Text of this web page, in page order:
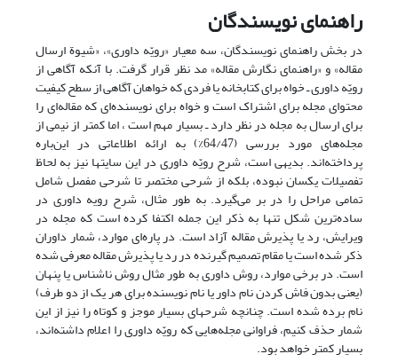
راهنمای نویسندگان
در بخش راهنمای نویسندگان، سه معیار «رویّه داوری»، «شیوة ارسال
مقاله» و «راهنمای نگارش مقاله» مد نظر قرار گرفت. با آنکه آگاهی از
رویّه داوری ـ خواه برای کتابخانه‌ یا فردی که خواهان آگاهی از سطح کیفیت
محتوای مجله برای اشتراک است و خواه برای نویسنده‌ای که مقاله‌ای را
برای ارسال به مجله در نظر دارد ـ بسیار مهم است ، اما کمتر از نیمی از
مجله‌های مورد بررسی (64/47%) به ارائه اطلاعاتی در این‌باره
پرداخته‌اند. بدیهی است، شرح رویّه داوری در این سایتها نیز به لحاظ
تفصیلات یکسان نبوده، بلکه از شرحی مختصر تا شرحی مفصل شامل
تمامی مراحل را در بر می‌گیرد. به طور مثال، شرح رویه داوری در
ساده‌ترین شکل تنها به ذکر این جمله اکتفا کرده است که مجله در
ویرایش، رد یا پذیرش مقاله آزاد است. در پاره‌ای موارد، شمار داوران
ذکر شده است یا مقام تصمیم گیرنده در رد یا پذیرش مقاله معرفی شده
است. در برخی موارد، روش داوری به طور مثال روش ناشناس یا پنهان
(یعنی بدون فاش کردن نام داور یا نام نویسنده برای هر یک از دو طرف)‌
نام برده شده است. چنانچه شرحهای بسیار موجز و کوتاه را نیز از این
شمار حذف کنیم، فراوانی مجله‌هایی که رویّه داوری را اعلام داشته‌اند،
بسیار کمتر خواهد بود.